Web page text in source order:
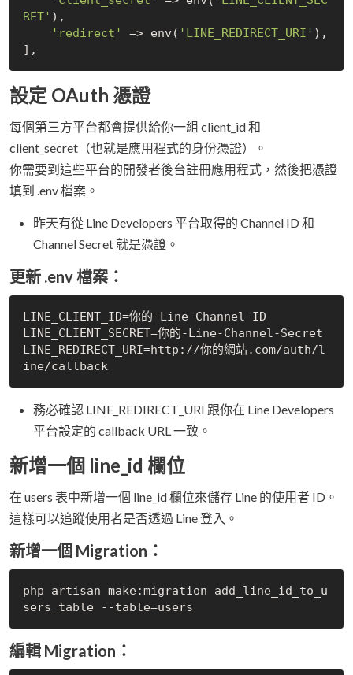
RET' ),
'redirect'
=> env( 'LINE_REDIRECT_URI' ),
設定 OAuth 憑證
每個第三方平台都會提供給你一組 client_id 和
client_secret（也就是應用程式的身份憑證）。
你需要到這些平台的開發者後台註冊應用程式，然後把憑證
填到 .env 檔案。
昨天有從 Line Developers 平台取得的 Channel ID 和
Channel Secret 就是憑證。
更新 .env 檔案：
LINE_CLIENT_ID=你的-Line-Channel-ID
LINE_CLIENT_SECRET=你的-Line-Channel-Secret
LINE_REDIRECT_URI=http://你的網站.com/auth/l
ine/callback
務必確認 LINE_REDIRECT_URI 跟你在 Line Developers
平台設定的 callback URL 一致。
新增一個 line_id 欄位
在 users 表中新增一個 line_id 欄位來儲存 Line 的使用者 ID。
這樣可以追蹤使用者是否透過 Line 登入。
新增一個 Migration：
php artisan make:migration add_line_id_to_u
編輯 Migration：